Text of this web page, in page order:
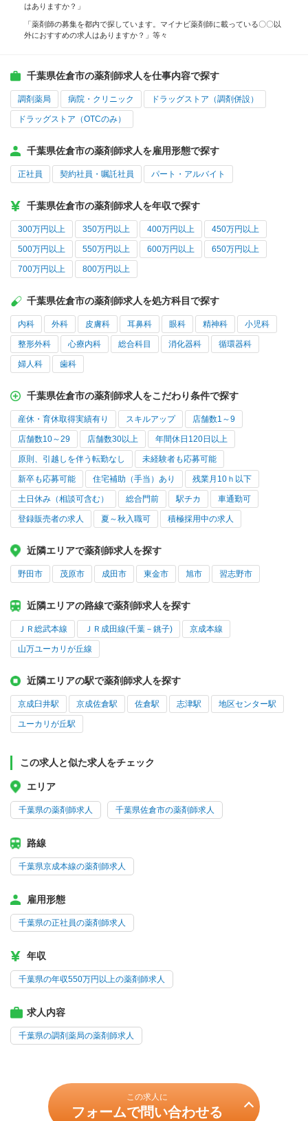
はありますか？」
「薬剤師の募集を都内で探しています。マイナビ薬剤師に載っている〇〇以
外におすすめの求人はありますか？」等々
千葉県佐倉市の薬剤師求人を仕事内容で探す
調剤薬局 病院・クリニック ドラッグストア（調剤併設）
ドラッグストア（OTCのみ）
千葉県佐倉市の薬剤師求人を雇用形態で探す
正社員 契約社員・嘱託社員 パート・アルバイト
千葉県佐倉市の薬剤師求人を年収で探す
300万円以上 350万円以上 400万円以上 450万円以上
500万円以上 550万円以上 600万円以上 650万円以上
700万円以上 800万円以上
千葉県佐倉市の薬剤師求人を処方科目で探す
内科 外科 皮膚科 耳鼻科 眼科 精神科 小児科
整形外科 心療内科 総合科目 消化器科 循環器科
婦人科 歯科
千葉県佐倉市の薬剤師求人をこだわり条件で探す
産休・育休取得実績有り スキルアップ 店舗数1～9
店舗数10～29 店舗数30以上 年間休日120日以上
原則、引越しを伴う転勤なし 未経験者も応募可能
新卒も応募可能 住宅補助（手当）あり 残業月10ｈ以下
土日休み（相談可含む） 総合門前 駅チカ 車通勤可
登録販売者の求人 夏～秋入職可 積極採用中の求人
近隣エリアで薬剤師求人を探す
野田市 茂原市 成田市 東金市 旭市 習志野市
近隣エリアの路線で薬剤師求人を探す
ＪＲ総武本線 ＪＲ成田線(千葉－銚子) 京成本線
山万ユーカリが丘線
近隣エリアの駅で薬剤師求人を探す
京成臼井駅 京成佐倉駅 佐倉駅 志津駅 地区センター駅
ユーカリが丘駅
この求人と似た求人をチェック
エリア
千葉県の薬剤師求人 千葉県佐倉市の薬剤師求人
路線
千葉県京成本線の薬剤師求人
雇用形態
千葉県の正社員の薬剤師求人
年収
千葉県の年収550万円以上の薬剤師求人
求人内容
千葉県の調剤薬局の薬剤師求人
この求人に
フォームで問い合わせる